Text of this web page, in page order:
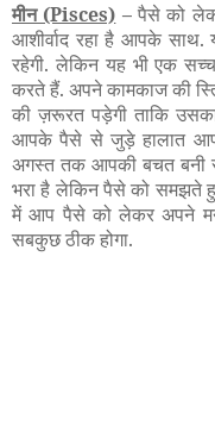
मीन(Pisces) –पैसे को
आशीर्वाद रहा है आपके
रहेगी. लेकिन यह भी एक
करते हैं. अपने कामकाज की
की ज़रूरत पड़ेगी ताकि
आपके पैसे से जुड़े हालात
अगस्त तक आपकी बचत बनी
भरा है लेकिन पैसे को समझते
में आप पैसे को लेकर अपने मन
सबकुछ ठीक होगा.